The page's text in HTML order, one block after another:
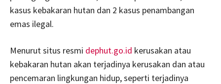
kasus kebakaran hutan dan 2 kasus penambangan
emas ilegal.
Menurut situs resmi dephut.go.id kerusakan atau
kebakaran hutan akan terjadinya kerusakan dan atau
pencemaran lingkungan hidup, seperti terjadinya